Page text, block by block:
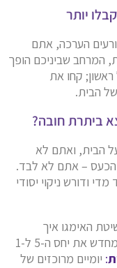
הערכה, אתם
המרחב שביניכם הופך
קחו את
הבית.
ביתרת חובה?
הבית, ואתם לא
הכעס – אתם לא לבד.
ודורש ניקוי יסודי
האימגו איך
להחליף את הביקורת בהערכה ואיך לבנות מחדש את יחס ה-5 ל-1
: יומיים מרוכזים של